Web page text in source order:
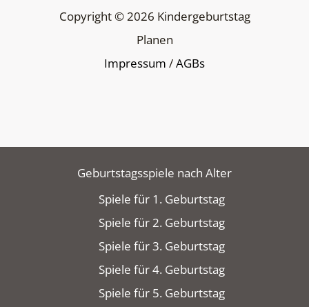
Copyright © 2026 Kindergeburtstag
Planen
Impressum /AGBs
Geburtstagsspiele nach Alter
Spiele für 1. Geburtstag
Spiele für 2. Geburtstag
Spiele für 3. Geburtstag
Spiele für 4. Geburtstag
Spiele für 5. Geburtstag